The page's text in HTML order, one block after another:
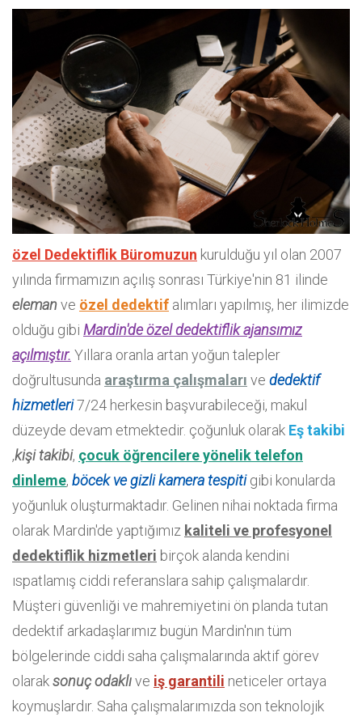
özel Dedektiflik Büromuzun kurulduğu yıl olan 2007
yılında firmamızın açılış sonrası Türkiye'nin 81 ilinde
elemanve özel dedektif alımları yapılmış, her ilimizde
olduğu gibi Mardin'de özel dedektiflik ajansımız
açılmıştır. Yıllara oranla artan yoğun talepler
doğrultusunda araştırma çalışmaları ve dedektif
hizmetleri7/24 herkesin başvurabileceği, makul
düzeyde devam etmektedir. çoğunluk olarak Eş takibi
,kişi takibi, çocuk öğrencilere yönelik telefon
dinleme, böcek ve gizli kamera tespitigibi konularda
yoğunluk oluşturmaktadır. Gelinen nihai noktada firma
olarak Mardin'de yaptığımız kaliteli ve profesyonel
dedektiflik hizmetleri birçok alanda kendini
ıspatlamış ciddi referanslara sahip çalışmalardır.
Müşteri güvenliği ve mahremiyetini ön planda tutan
dedektif arkadaşlarımız bugün Mardin'nın tüm
bölgelerinde ciddi saha çalışmalarında aktif görev
olaraksonuç odaklıve iş garantili neticeler ortaya
koymuşlardır. Saha çalışmalarımızda son teknolojik